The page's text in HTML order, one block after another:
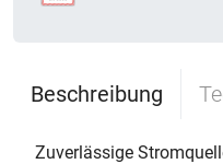
Beschreibung
Zuverlässige